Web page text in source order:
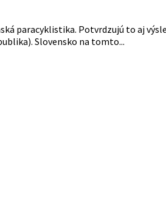
paracyklistika. Potvrdzujú to aj
Slovensko na tomto...